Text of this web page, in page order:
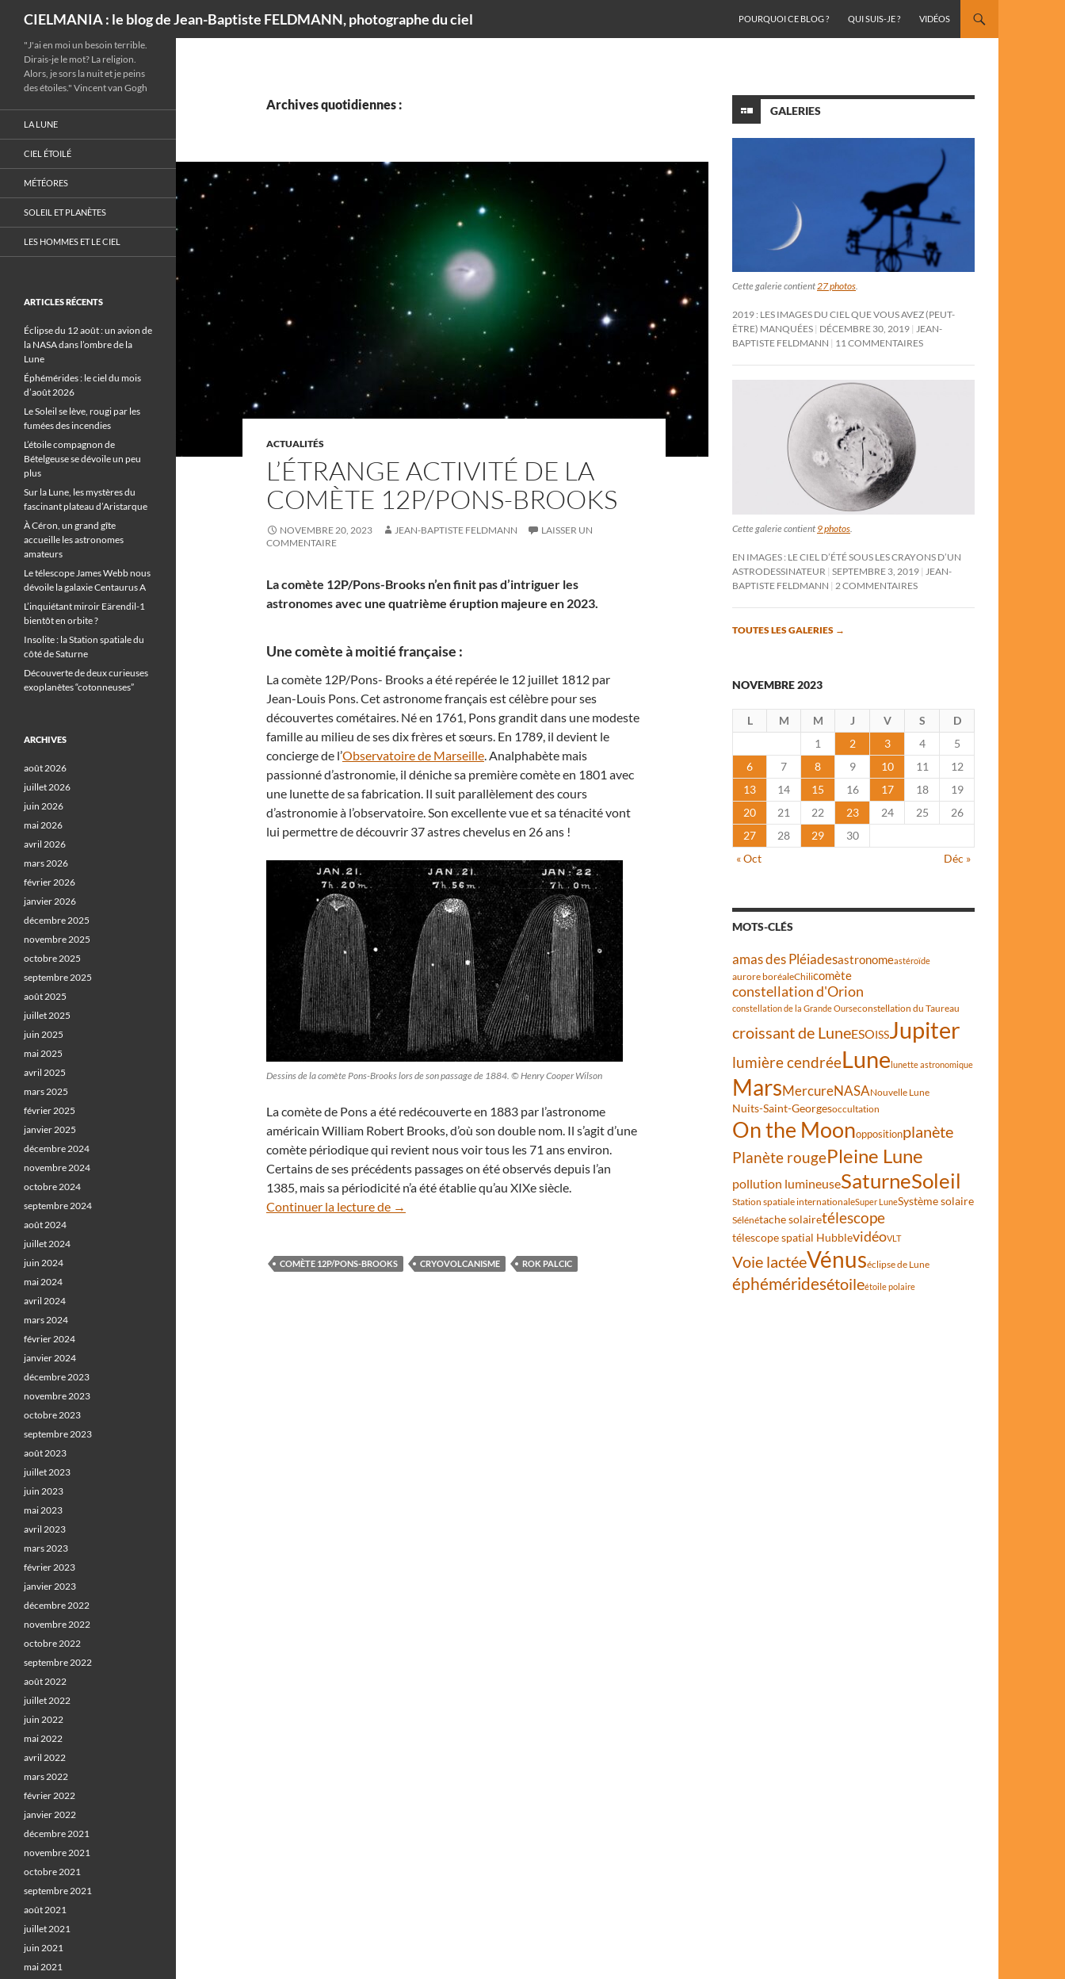
CIELMANIA : le blog de Jean-Baptiste FELDMANN, photographe du ciel
POURQUOI CE BLOG ?
QUI SUIS-JE ? VIDÉOS
Archives quotidiennes :
ACTUALITÉS
L’ÉTRANGE ACTIVITÉ DE LA
COMÈTE 12P/PONS-BROOKS
NOVEMBRE 20, 2023 JEAN-BAPTISTE FELDMANN
LAISSER UN
COMMENTAIRE
La comète 12P/Pons-Brooks n’en finit pas d’intriguer les
astronomes avec une quatrième éruption majeure en 2023.
Une comète à moitié française :
La comète 12P/Pons- Brooks a été repérée le 12 juillet 1812 par
Jean-Louis Pons. Cet astronome français est célèbre pour ses
découvertes cométaires. Né en 1761, Pons grandit dans une modeste
famille au milieu de ses dix frères et sœurs. En 1789, il devient le
concierge de l’Observatoire de Marseille. Analphabète mais
passionné d’astronomie, il déniche sa première comète en 1801 avec
une lunette de sa fabrication. Il suit parallèlement des cours
d’astronomie à l’observatoire. Son excellente vue et sa ténacité vont
lui permettre de découvrir 37 astres chevelus en 26 ans !
Dessins de la comète Pons-Brooks lors de son passage de 1884. © Henry Cooper Wilson
La comète de Pons a été redécouverte en 1883 par l’astronome
américain William Robert Brooks, d’où son double nom. Il s’agit d’une
comète périodique qui revient nous voir tous les 71 ans environ.
Certains de ses précédents passages on été observés depuis l’an
1385, mais sa périodicité n’a été établie qu’au XIXe siècle.
Continuer la lecture de L’étrange activité de la comète 12P/Pons-Brooks
→
COMÈTE 12P/PONS-BROOKS CRYOVOLCANISME ROK PALCIC
GALERIES
Cette galerie contient27 photos.
2019 : LES IMAGES DU CIEL QUE VOUS AVEZ (PEUT-
ÊTRE) MANQUÉES DÉCEMBRE 30, 2019 JEAN-
BAPTISTE FELDMANN
11 COMMENTAIRES
Cette galerie contient 9 photos
EN IMAGES : LE CIEL D’ÉTÉ SOUS LES CRAYONS D’UN
ASTRODESSINATEUR SEPTEMBRE 3, 2019
JEAN-
BAPTISTE FELDMANN
2 COMMENTAIRES
TOUTES LES GALERIES →
NOVEMBRE 2023
L M M J V S
D
1
2 3 4
5
6
7 8 9 10 11
12
13
14 15 16 17 18
19
20
21 22 23 24 25
26
27
28 29
30
« Oct
Déc »
MOTS-CLÉS
amas des Pléiadesastronomeastéroïde
aurore boréaleChilicomète
constellation d'Orion
constellation de la Grande Ourseconstellation du Taureau
croissant de LuneESOISSJupiter
lumière cendréeLunelunette astronomique
MarsMercureNASANouvelle Lune
Nuits-Saint-Georgesoccultation
On the Moonoppositionplanète
Planète rougePleine Lune
pollution lumineuseSaturneSoleil
Station spatiale internationaleSuper LuneSystème solaire
Sélénétache solairetélescope
télescope spatial HubblevidéoVLT
Voie lactéeVénuséclipse de Lune
éphéméridesétoileétoile polaire
"J'ai en moi un besoin terrible.
Dirais-je le mot? La religion.
Alors, je sors la nuit et je peins
des étoiles." Vincent van Gogh
LA LUNE
CIEL ÉTOILÉ
MÉTÉORES
SOLEIL ET PLANÈTES
LES HOMMES ET LE CIEL
ARTICLES RÉCENTS
Éclipse du 12 août : un avion de
la NASA dans l’ombre de la
Lune
Éphémérides : le ciel du mois
d’août 2026
Le Soleil se lève, rougi par les
fumées des incendies
L’étoile compagnon de
Bételgeuse se dévoile un peu
plus
Sur la Lune, les mystères du
fascinant plateau d’Aristarque
À Céron, un grand gîte
accueille les astronomes
amateurs
Le télescope James Webb nous
dévoile la galaxie Centaurus A
L’inquiétant miroir Eärendil-1
bientôt en orbite ?
Insolite : la Station spatiale du
côté de Saturne
Découverte de deux curieuses
exoplanètes “cotonneuses”
ARCHIVES
août 2026
juillet 2026
juin 2026
mai 2026
avril 2026
mars 2026
février 2026
janvier 2026
décembre 2025
novembre 2025
octobre 2025
septembre 2025
août 2025
juillet 2025
juin 2025
mai 2025
avril 2025
mars 2025
février 2025
janvier 2025
décembre 2024
novembre 2024
octobre 2024
septembre 2024
août 2024
juillet 2024
juin 2024
mai 2024
avril 2024
mars 2024
février 2024
janvier 2024
décembre 2023
novembre 2023
octobre 2023
septembre 2023
août 2023
juillet 2023
juin 2023
mai 2023
avril 2023
mars 2023
février 2023
janvier 2023
décembre 2022
novembre 2022
octobre 2022
septembre 2022
août 2022
juillet 2022
juin 2022
mai 2022
avril 2022
mars 2022
février 2022
janvier 2022
décembre 2021
novembre 2021
octobre 2021
septembre 2021
août 2021
juillet 2021
juin 2021
mai 2021